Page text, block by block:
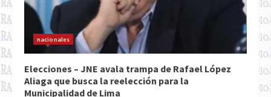
nacionales
Elecciones – JNE avala trampa de Rafael López
Aliaga que busca la reelección para la
Municipalidad de Lima